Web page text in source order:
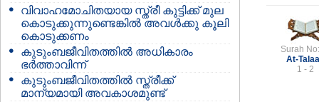
വിവാഹമോചിതയായ സ്ത്രീ കുട്ടിക്ക് മുല
കൊടുക്കുന്നുണ്ടെങ്കില്‍ അവള്‍ക്കു കൂലി
കൊടുക്കണം
കുടുംബജീവിതത്തില്‍ അധികാരം
ഭര്‍ത്താവിന്ന്‍
കുടുംബജീവിതത്തില്‍ സ്ത്രീക്ക്
മാന്യമായി അവകാശമുണ്ട്
Surah
At-
1 - 2